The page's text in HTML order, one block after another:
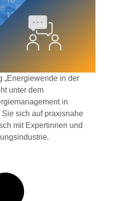
„Energiewende in der
unter dem
in
sich auf praxisnahe
mit Expertinnen und